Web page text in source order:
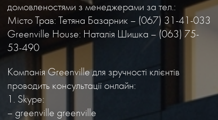
домовленостями з менеджерами за тел.:
Місто Трав: Тетяна Базарник – (067) 31-41-033
Greenville House: Наталія Шишка – (063) 75-
53-490
Компанія Greenville для зручності клієнтів
проводить консультації онлайн:
1. Skype:
– greenville greenville